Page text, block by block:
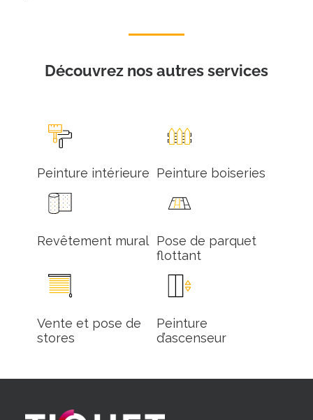
Découvrez nos autres services
Peinture intérieure Peinture boiseries
Revêtement mural Pose de parquet
flottant
Vente et pose de
stores
Peinture
d’ascenseur